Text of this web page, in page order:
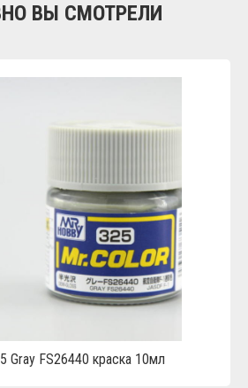
ВЫ СМОТРЕЛИ
Gray FS26440 краска 10мл